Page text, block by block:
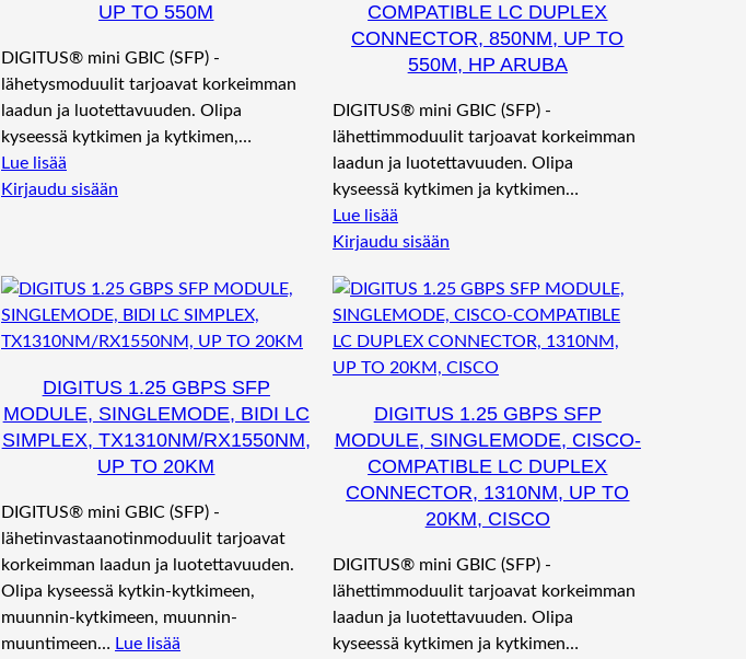
UP TO 550M
DIGITUS® mini GBIC (SFP) -
lähetysmoduulit tarjoavat korkeimman
laadun ja luotettavuuden. Olipa
kyseessä kytkimen ja kytkimen,…
Lue lisää
Kirjaudu sisään
COMPATIBLE LC DUPLEX
CONNECTOR, 850NM, UP TO
550M, HP ARUBA
DIGITUS® mini GBIC (SFP) -
lähettimmoduulit tarjoavat korkeimman
laadun ja luotettavuuden. Olipa
kyseessä kytkimen ja kytkimen…
Lue lisää
Kirjaudu sisään
DIGITUS 1.25 GBPS SFP
MODULE, SINGLEMODE, BIDI LC
SIMPLEX, TX1310NM/RX1550NM,
UP TO 20KM
DIGITUS® mini GBIC (SFP) -
lähetinvastaanotinmoduulit tarjoavat
korkeimman laadun ja luotettavuuden.
Olipa kyseessä kytkin-kytkimeen,
muunnin-kytkimeen, muunnin-
muuntimeen… Lue lisää
DIGITUS 1.25 GBPS SFP
MODULE, SINGLEMODE, CISCO-
COMPATIBLE LC DUPLEX
CONNECTOR, 1310NM, UP TO
20KM, CISCO
DIGITUS® mini GBIC (SFP) -
lähettimmoduulit tarjoavat korkeimman
laadun ja luotettavuuden. Olipa
kyseessä kytkimen ja kytkimen…